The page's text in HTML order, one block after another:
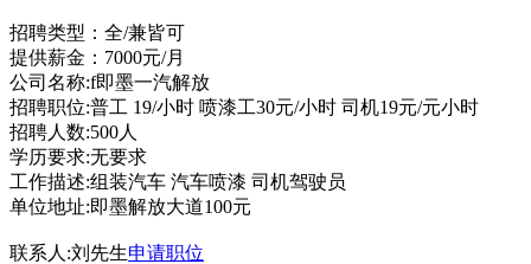
招聘类型：全/兼皆可
提供薪金：7000元/月
公司名称:f即墨一汽解放
招聘职位:普工 19/小时 喷漆工30元/小时 司机19元/元小时
招聘人数:500人
学历要求:无要求
工作描述:组装汽车 汽车喷漆 司机驾驶员
单位地址:即墨解放大道100元
联系人:刘先生申请职位